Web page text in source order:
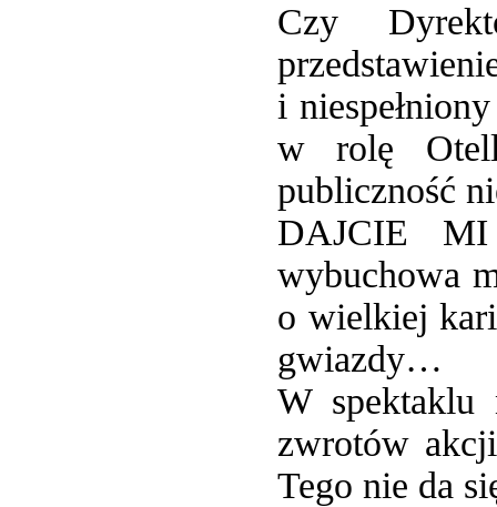
Czy
i
w rolę
publiczność
DAJCIE MI
wybuchowa
o wielkiej
gwiazdy…
W spektaklu
zwrotów
Tego nie da